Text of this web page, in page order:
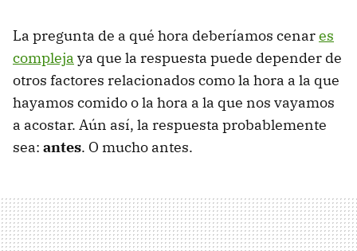
La pregunta de a qué hora deberíamos cenares
compleja ya que la respuesta puede depender de
otros factores relacionados como la hora a la que
hayamos comido o la hora a la que nos vayamos
a acostar. Aún así, la respuesta probablemente
sea: antes. O mucho antes.